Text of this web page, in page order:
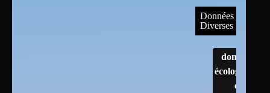
Données
Diverses
données
écologiques
et